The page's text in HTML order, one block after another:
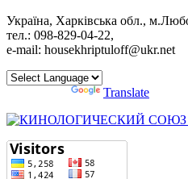
Україна, Харківська обл.,
тел.: 098-829-04-22,
e-mail: housekhriptuloff@ukr.net
Translate